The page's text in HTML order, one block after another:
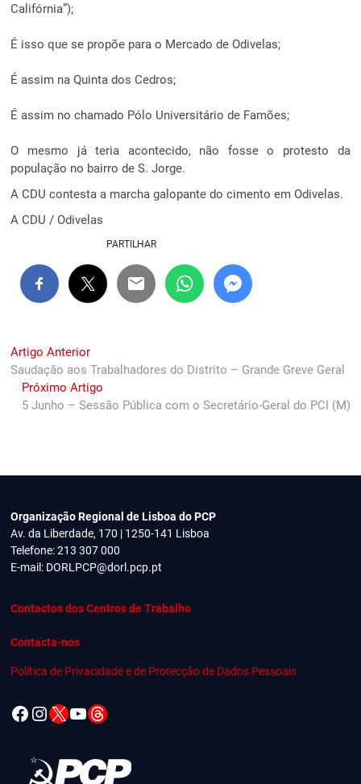
Califórnia”);
É isso que se propõe para o Mercado de Odivelas;
É assim na Quinta dos Cedros;
É assim no chamado Pólo Universitário de Famões;
O mesmo já teria acontecido, não fosse o protesto da
população no bairro de S. Jorge.
A CDU contesta a marcha galopante do cimento em Odivelas.
A CDU / Odivelas
PARTILHAR
Navegação
de
artigos
Artigo AnteriorPrevious
post:
Saudação aos Trabalhadores do Distrito – Grande Greve Geral
Próximo ArtigoNext
post:
5 Junho – Sessão Pública com o Secretário-Geral do PCI (M)
Organização Regional de Lisboa do PCP
Av. da Liberdade, 170 | 1250-141 Lisboa
Telefone: 213 307 000
E-mail: DORLPCP@dorl.pcp.pt
Contactos dos Centros de Trabalho
Contacta-nos
Política de Privacidade e de Protecção de Dados Pessoais
Facebook
Instagram
X YouTube
Threads